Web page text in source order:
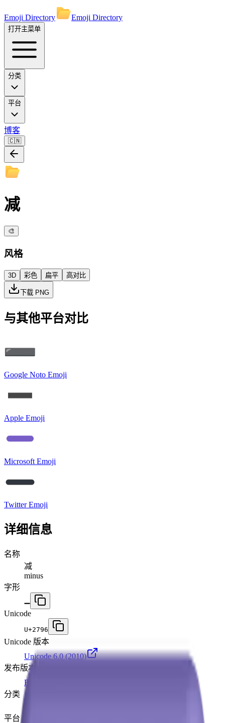
Emoji Directory Emoji Directory
打开主菜单
分类
平台
博客
🇨🇳
减
🎨
风格
3D 彩色 扁平 高对比
下载 PNG
与其他平台对比
Google Noto Emoji
Apple Emoji
Microsoft Emoji
Twitter Emoji
详细信息
名称
减
minus
字形
➖
Unicode
U+2796
Unicode 版本
Unicode 6.0(2010)
发布版本
Emoji 0.6
分类
平台